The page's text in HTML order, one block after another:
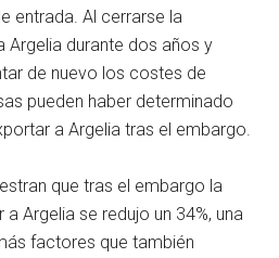
entrada. Al cerrarse la
Argelia durante dos años y
de nuevo los costes de
pueden haber determinado
a Argelia tras el embargo.
que tras el embargo la
Argelia se redujo un 34%, una
factores que también